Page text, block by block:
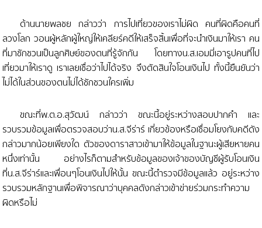
ด้านนายพลชย กล่าวว่า การไปเที่ยวของเราไม่ผิด คนที่ผิดคือคนที่
ลวงโลก วอนผู้หลักผู้ใหญ่ให้เคลียร์คดีให้เสร็จสิ้นเพื่อที่จะนำเงินมาให้เรา คน
ที่มาชักชวนเป็นลูกศิษย์ของตนที่รู้จักกัน โดยทางน.ส.เอมมี่เอารูปคนที่ไป
เที่ยวมาให้เราดู เราเลยเชื่อว่าไปได้จริง จึงตัดสินใจโอนเงินไป ทั้งนี้ยืนยันว่า
ไม่ได้ในส่วนของตนไม่ได้ชักชวนใครเพิ่ม
ขณะที่พ.ต.อ.สุวัฒน์ กล่าวว่า ขณะนี้อยู่ระหว่างสอบปากคำ และ
รวบรวมข้อมูลเพื่อตรวจสอบว่าน.ส.จีร่าร์ เกี่ยวข้องหรือเชื่อมโยงกับคดีดัง
กล่าวมากน้อยเพียงใด ตัวของดาราสาวเข้ามาให้ข้อมูลในฐานะผู้เสียหายคน
หนึ่งเท่านั้น อย่างไรก็ตามสำหรับข้อมูลของเจ้าของบัญชีผู้รับโอนเงิน
ที่น.ส.จีร่าร์และเพื่อนๆโอนเงินไปให้นั้น ขณะนี้ตำรวจมีข้อมูลแล้ว อยู่ระหว่าง
รวบรวมหลักฐานเพื่อพิจารณาว่าบุคคลดังกล่าวเข้าข่ายร่วมกระทำความ
ผิดหรือไม่